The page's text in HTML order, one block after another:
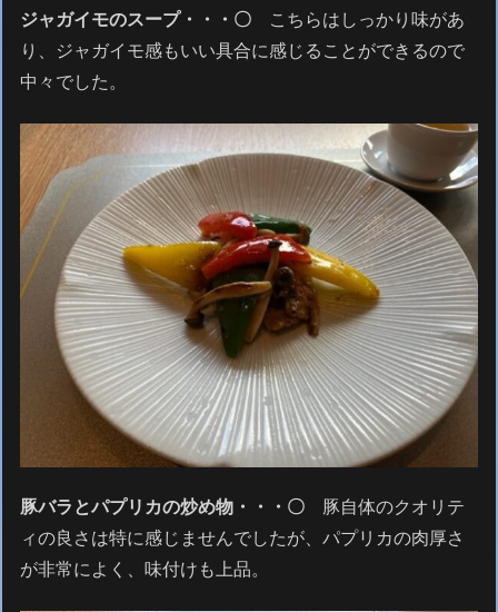
ジャガイモのスープ・・・〇 こちらはしっかり味があ
り、ジャガイモ感もいい具合に感じることができるので
中々でした。
豚バラとパプリカの炒め物・・・〇 豚自体のクオリテ
ィの良さは特に感じませんでしたが、パプリカの肉厚さ
が非常によく、味付けも上品。